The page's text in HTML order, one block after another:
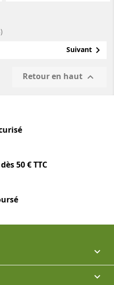
Suivant 
Retour en haut 
50 € TTC

